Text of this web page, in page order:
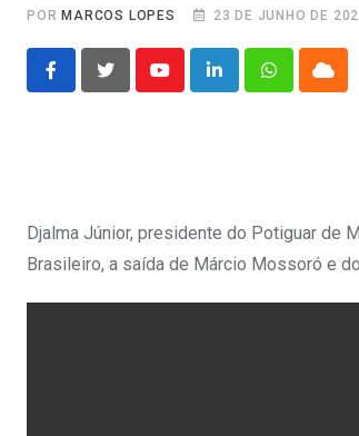
POR MARCOS LOPES 23 DE JUNHO DE
YoutubeLinkedInWhatsappCloud
Djalma Júnior, presidente do Potiguar de
Brasileiro, a saída de Márcio Mossoró e